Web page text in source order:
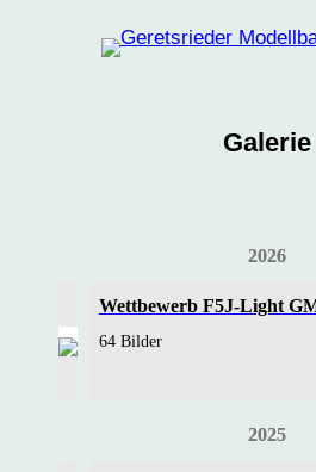
Galerie
2026
Wettbewerb F5J-Light
64 Bilder
2025